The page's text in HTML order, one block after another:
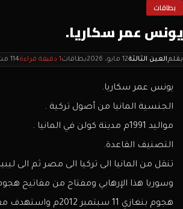
بطاقات
يونس عمر سكاريا.
بقلمالعين الثالثة12 مايو، 2026 بطاقات1 دقيقة قراءة 114 مشاهدة
يونس عمر سكاريا.
الجنسية المانيا من أصول تركية .
مواليد 1991م مدينة كولن في المانيا .
التصنيف القاعدة.
تنقل من المانيا الى تركيا الى مصر ثم الى
وسوريا هذا الإرهابي ومفتاح من مفاتيح
هجوم بنغازي 11 سبتمبر